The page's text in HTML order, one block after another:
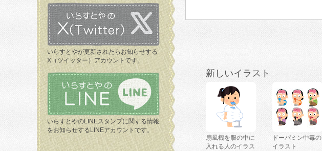
いらすとやが更新されたらお知らせする
X（ツイッター）アカウントです。
いらすとやのLINEスタンプに関する情報
をお知らせするLINEアカウントです。
新しいイラスト
扇風機を服の中に
入れる人のイラス
ドーパミン中毒の
イラスト